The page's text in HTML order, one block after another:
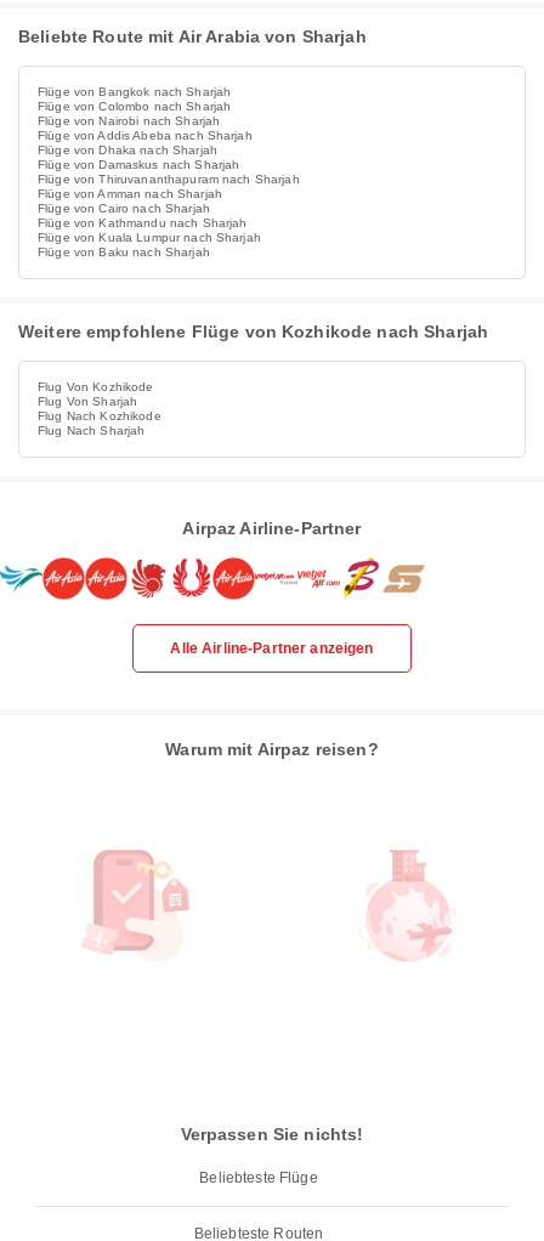
Beliebte Route mit Air Arabia von Sharjah
Flüge von Bangkok nach Sharjah
Flüge von Colombo nach Sharjah
Flüge von Nairobi nach Sharjah
Flüge von Addis Abeba nach Sharjah
Flüge von Dhaka nach Sharjah
Flüge von Damaskus nach Sharjah
Flüge von Thiruvananthapuram nach Sharjah
Flüge von Amman nach Sharjah
Flüge von Cairo nach Sharjah
Flüge von Kathmandu nach Sharjah
Flüge von Kuala Lumpur nach Sharjah
Flüge von Baku nach Sharjah
Weitere empfohlene Flüge von Kozhikode nach Sharjah
Flug Von Kozhikode
Flug Von Sharjah
Flug Nach Kozhikode
Flug Nach Sharjah
Airpaz Airline-Partner
Alle Airline-Partner anzeigen
Warum mit Airpaz reisen?
Verpassen Sie nichts!
Beliebteste Flüge
Beliebteste Routen